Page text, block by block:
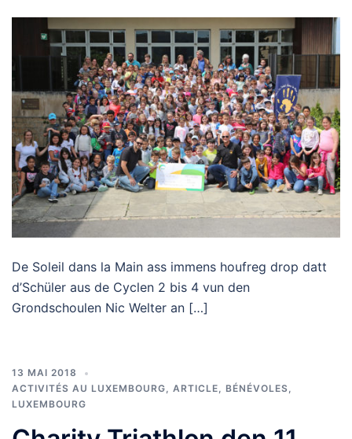
De Soleil dans la Main ass immens houfreg drop datt
d’Schüler aus de Cyclen 2 bis 4 vun den
Grondschoulen Nic Welter an […]
13 MAI 2018
ACTIVITÉS AU LUXEMBOURG, ARTICLE, BÉNÉVOLES,
LUXEMBOURG